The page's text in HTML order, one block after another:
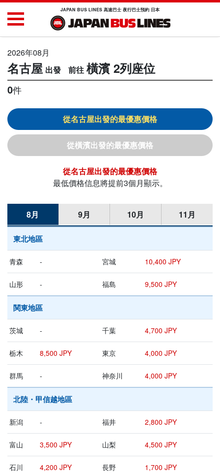
JAPAN BUS LINES 高速巴士 夜行巴士預約 日本
2026年08月
名古屋 橫濱 2列座位
0件
名古屋
橫濱
名古屋
最低價格信息將提前3個月顯示。
8月 9月 10月 11月
東北地區
青森 - 宮城 10,400 JPY
山形 - 福島 9,500 JPY
関東地區
茨城 - 千葉 4,700 JPY
栃木 8,500 JPY 東京 4,000 JPY
群馬 - 神奈川 4,000 JPY
北陸・甲信越地區
新潟 - 福井 2,800 JPY
富山 3,500 JPY 山梨 4,500 JPY
石川 4,200 JPY 長野 1,700 JPY